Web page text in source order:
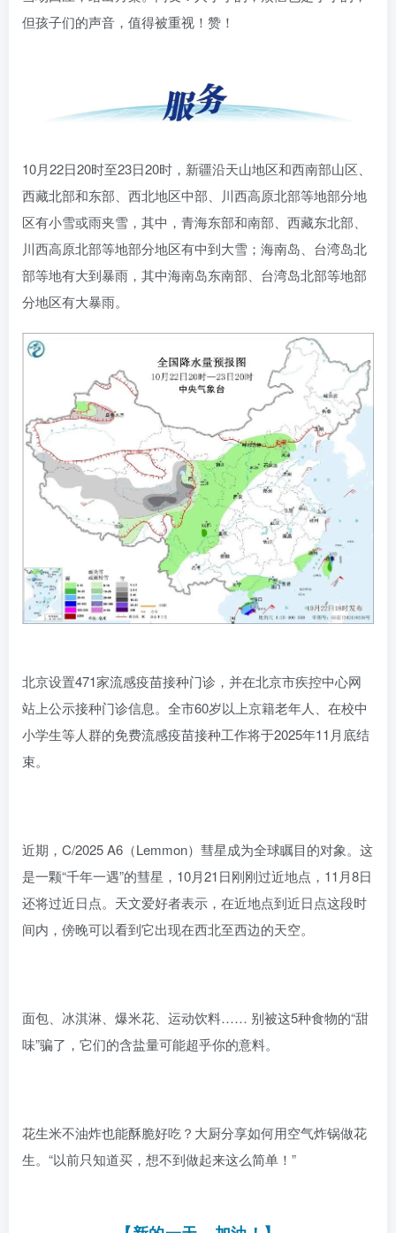
但孩子们的声音，值得被重视！赞！
10月22日20时至23日20时，新疆沿天山地区和西南部山区、
西藏北部和东部、西北地区中部、川西高原北部等地部分地
区有小雪或雨夹雪，其中，青海东部和南部、西藏东北部、
川西高原北部等地部分地区有中到大雪；海南岛、台湾岛北
部等地有大到暴雨，其中海南岛东南部、台湾岛北部等地部
分地区有大暴雨。
北京设置471家流感疫苗接种门诊， 并在北京市疾控中心网
站上公示接种门诊信息。 全市60岁以上京籍老年人、在校中
小学生等人群的免费流感疫苗接种工作将于2025年11月底结
束。
近期，C/2025 A6（Lemmon）彗星成为全球瞩目的对象。这
是一颗“千年一遇”的彗星，10月21日刚刚过近地点，11月8日
还将过近日点。天文爱好者表示，在近地点到近日点这段时
间内，傍晚可以看到它出现在西北至西边的天空。
面包、冰淇淋、爆米花、运动饮料…… 别被这5种食物的“甜
味”骗了，它们的含盐量可能超乎你的意料。
花生米不油炸也能酥脆好吃？大厨分享如何用空气炸锅做花
生。“以前只知道买，想不到做起来这么简单！”